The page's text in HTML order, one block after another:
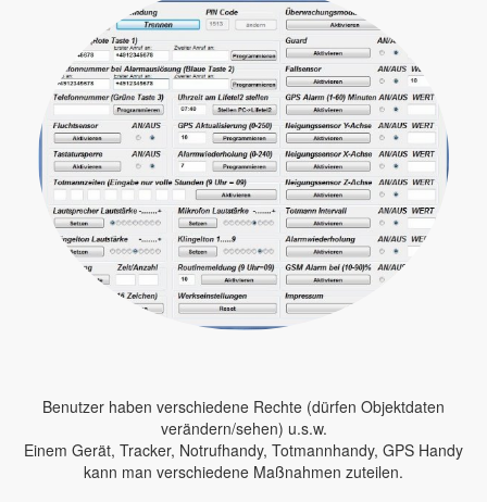
Benutzer haben verschiedene Rechte (dürfen Objektdaten
verändern/sehen) u.s.w.
Einem Gerät, Tracker, Notrufhandy, Totmannhandy, GPS Handy
kann man verschiedene Maßnahmen zuteilen.